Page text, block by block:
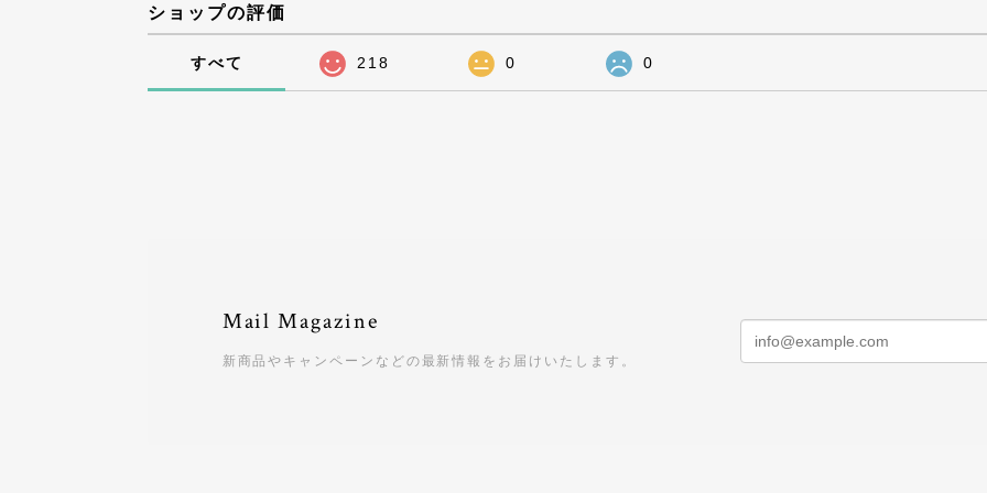
ショップの評価
すべて 218 0 0
Mail Magazine
新商品やキャンペーンなどの最新情報をお届けいたします。